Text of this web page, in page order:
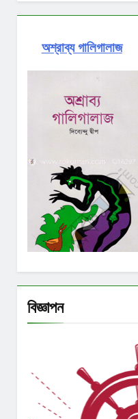
গালিগালাজ
বিজ্ঞাপন